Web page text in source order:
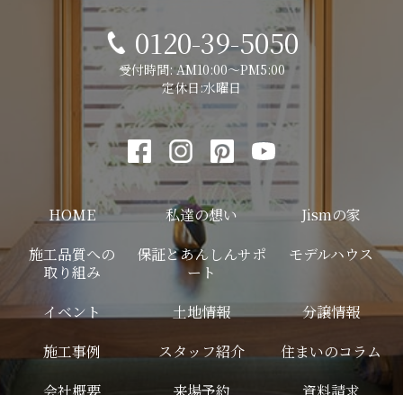
0120-39-5050
受付時間: AM10:00～PM5:00
定休日:水曜日
HOME 私達の想い
Jismの家
施工品質への
取り組み
保証とあんしんサポ
ート
モデルハウス
イベント 土地情報
分譲情報
施工事例
スタッフ紹介
住まいのコラム
会社概要
来場予約 資料請求